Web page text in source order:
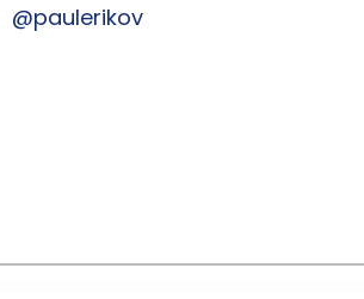
@paulerikov